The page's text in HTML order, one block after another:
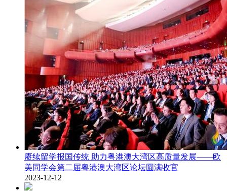
赓续留学报国传统 助力粤港澳大湾区高质量发展——欧
美同学会第二届粤港澳大湾区论坛圆满收官
2023-12-12